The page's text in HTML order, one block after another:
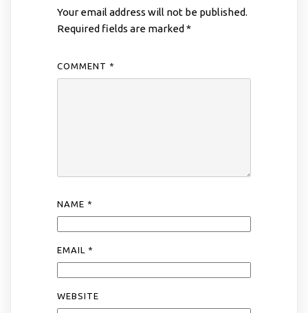
Your email address will not be published.
Required fields are marked *
COMMENT *
NAME *
EMAIL *
WEBSITE